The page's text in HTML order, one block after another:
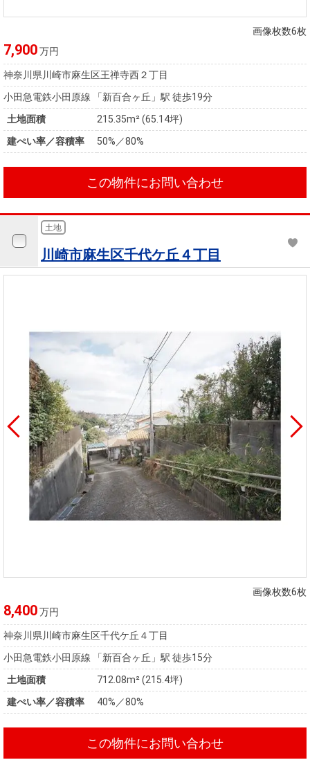
税金の本
（電子ブ
ック）
画像枚数6枚
7,900万円
神奈川県川崎市麻生区王禅寺西２丁目
小田急電鉄小田原線 「新百合ヶ丘」駅 徒歩19分
土地面積
215.35m² (65.14坪)
建ぺい率／容積率
50%／80%
この物件にお問い合わせ
土地
川崎市麻生区千代ケ丘４丁目
画像枚数6枚
8,400万円
神奈川県川崎市麻生区千代ケ丘４丁目
小田急電鉄小田原線 「新百合ヶ丘」駅 徒歩15分
土地面積
712.08m² (215.4坪)
建ぺい率／容積率
40%／80%
この物件にお問い合わせ